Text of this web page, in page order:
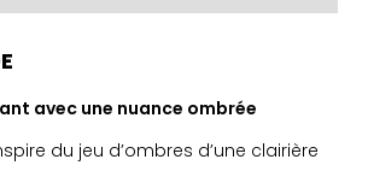
avec une nuance ombrée
du jeu d’ombres d’une clairière